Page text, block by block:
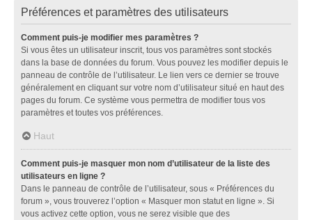
Préférences et paramètres des utilisateurs
Comment puis-je modifier mes paramètres ?
Si vous êtes un utilisateur inscrit, tous vos paramètres sont stockés
dans la base de données du forum. Vous pouvez les modifier depuis le
panneau de contrôle de l’utilisateur. Le lien vers ce dernier se trouve
généralement en cliquant sur votre nom d’utilisateur situé en haut des
pages du forum. Ce système vous permettra de modifier tous vos
paramètres et toutes vos préférences.
Haut
Comment puis-je masquer mon nom d’utilisateur de la liste des
utilisateurs en ligne ?
Dans le panneau de contrôle de l’utilisateur, sous « Préférences du
forum », vous trouverez l’option « Masquer mon statut en ligne ». Si
vous activez cette option, vous ne serez visible que des